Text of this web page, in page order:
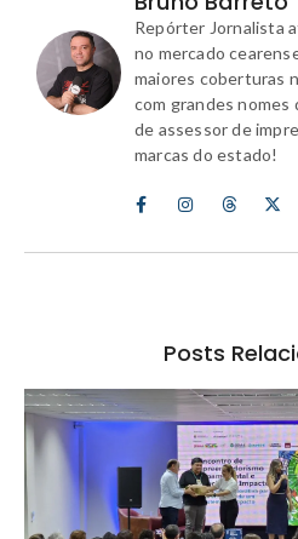
Repórter Jornalista
no mercado
maiores coberturas
com grandes nomes
de assessor de
marcas do estado!
Posts